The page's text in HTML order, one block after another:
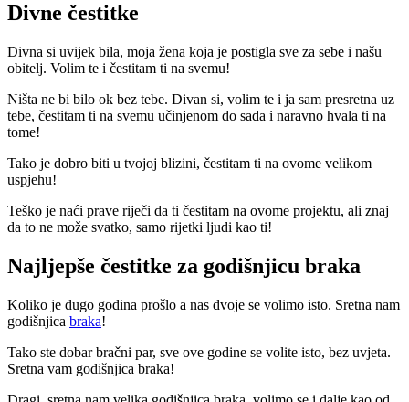
Divne čestitke
Divna si uvijek bila, moja žena koja je postigla sve za sebe i našu
obitelj. Volim te i čestitam ti na svemu!
Ništa ne bi bilo ok bez tebe. Divan si, volim te i ja sam presretna uz
tebe, čestitam ti na svemu učinjenom do sada i naravno hvala ti na
tome!
Tako je dobro biti u tvojoj blizini, čestitam ti na ovome velikom
uspjehu!
Teško je naći prave riječi da ti čestitam na ovome projektu, ali znaj
da to ne može svatko, samo rijetki ljudi kao ti!
Najljepše čestitke za godišnjicu braka
Koliko je dugo godina prošlo a nas dvoje se volimo isto. Sretna nam
godišnjica braka!
Tako ste dobar bračni par, sve ove godine se volite isto, bez uvjeta.
Sretna vam godišnjica braka!